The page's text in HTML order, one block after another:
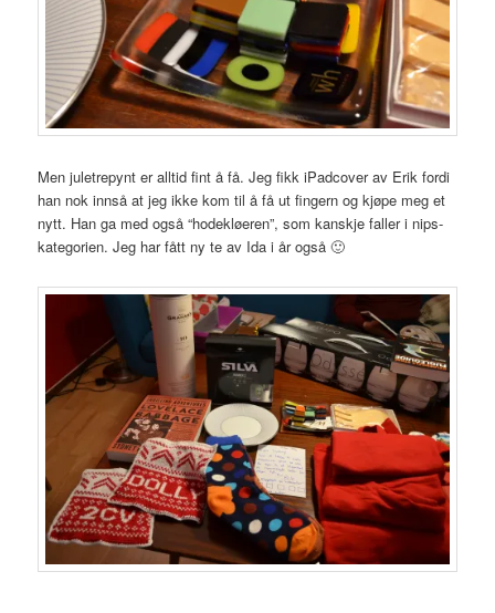
Men juletrepynt er alltid fint å få. Jeg fikk iPadcover av Erik fordi
han nok innså at jeg ikke kom til å få ut fingern og kjøpe meg et
nytt. Han ga med også “hodekløeren”, som kanskje faller i nips-
kategorien. Jeg har fått ny te av Ida i år også 🙂